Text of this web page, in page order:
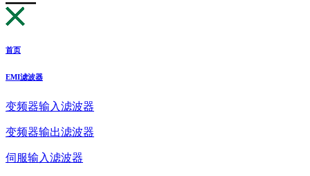
首页
EMI滤波器
变频器输入滤波器
变频器输出滤波器
伺服输入滤波器